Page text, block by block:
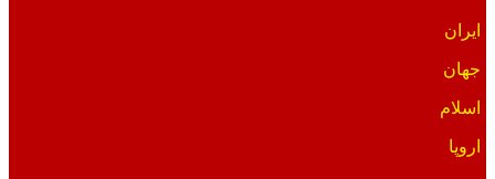
ایران
جهان
اسلام
اروپا